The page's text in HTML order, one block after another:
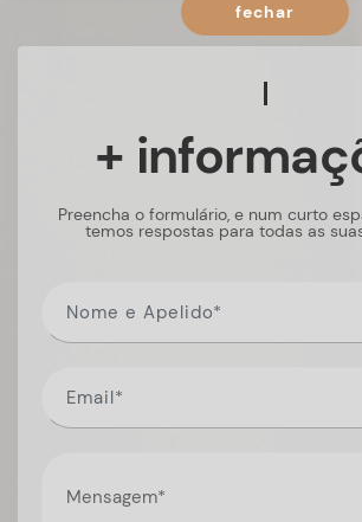
+
Preencha o formulário, e num curto
temos respostas para todas as
fechar